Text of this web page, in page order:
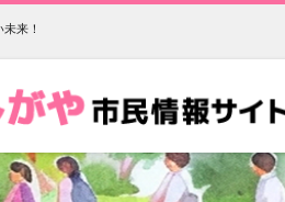
来！
市民情報サイト